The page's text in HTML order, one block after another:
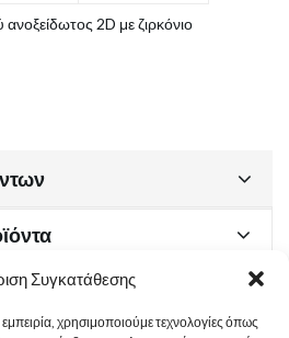
Συγκατάθεσης
χρησιμοποιούμε τεχνολογίες όπως
2D με ζιρκόνιο